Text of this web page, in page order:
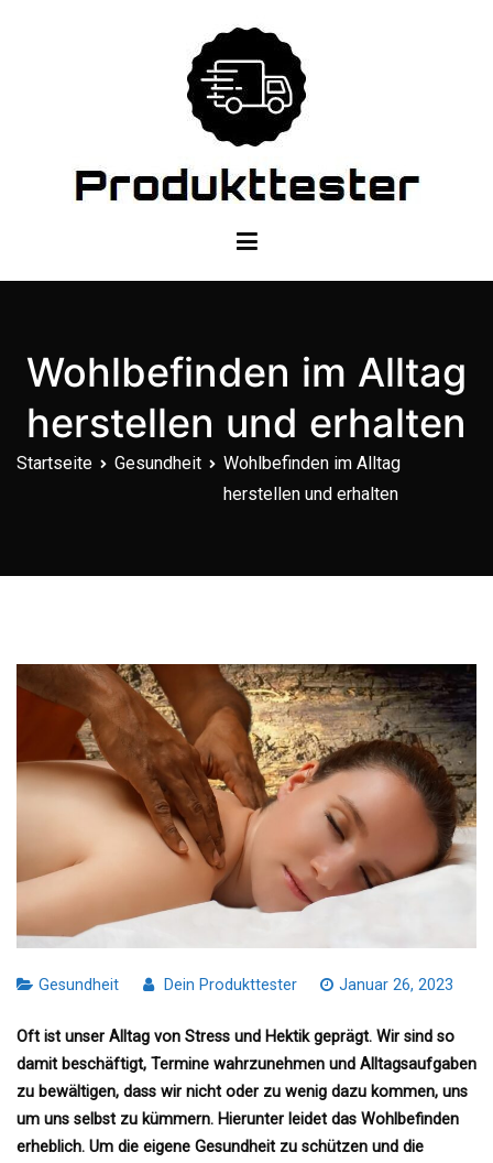
Wohlbefinden im Alltag
herstellen und erhalten
Startseite Gesundheit
Wohlbefinden im Alltag
herstellen und erhalten
Gesundheit Dein Produkttester Januar 26, 2023
Oft ist unser Alltag von Stress und Hektik geprägt. Wir sind so
damit beschäftigt, Termine wahrzunehmen und Alltagsaufgaben
zu bewältigen, dass wir nicht oder zu wenig dazu kommen, uns
um uns selbst zu kümmern. Hierunter leidet das Wohlbefinden
erheblich. Um die eigene Gesundheit zu schützen und die